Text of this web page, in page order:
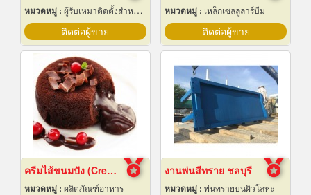
หมวดหมู่ : ผู้รับเหมาติดตั้งสำหรับบ้านและโรงงานไฟฟ้า
ติดต่อผู้ขาย
หมวดหมู่ : เหล็กเซลลูล่าร์บีม
ติดต่อผู้ขาย
ครีมไส้ขนมปัง (Cream fillings for bread)
หมวดหมู่ : ผลิตภัณฑ์อาหาร
งานพ่นสีทราย ชลบุรี
หมวดหมู่ : พ่นทรายบนผิวโลหะ